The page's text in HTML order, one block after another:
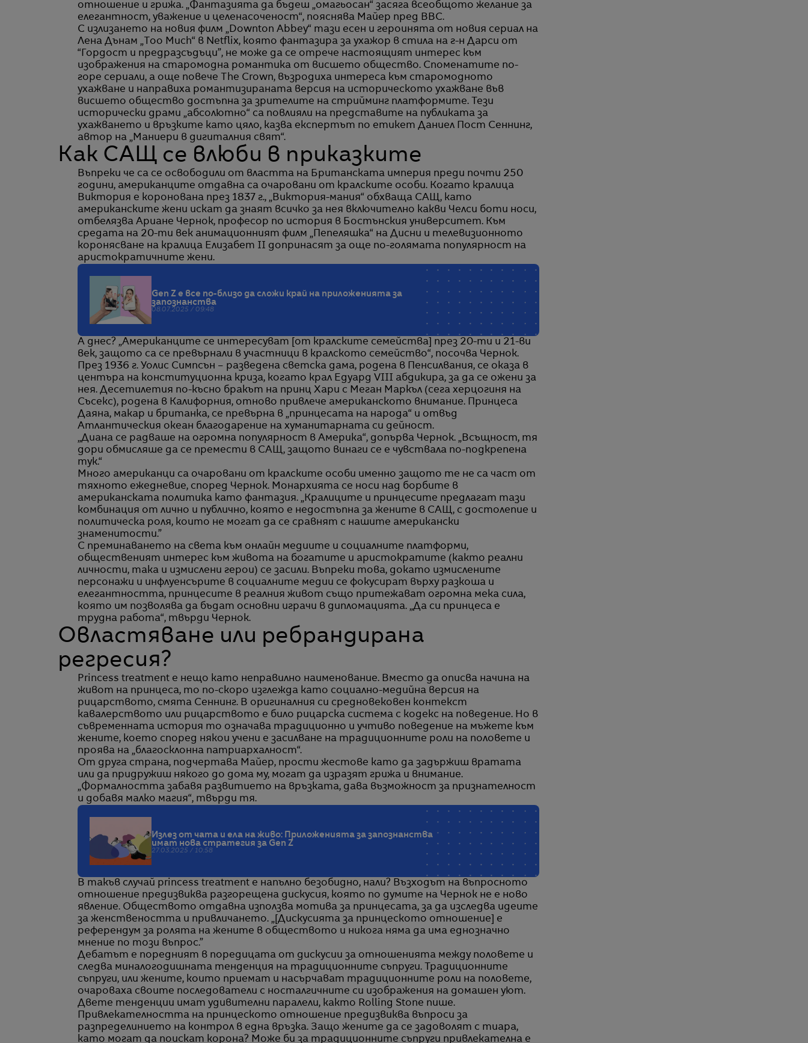
отношение и грижа. „Фантазията да бъдеш „омагьосан“ засяга всеобщото желание за
елегантност, уважение и целенасоченост“, пояснява Майер пред BBC.
С излизането на новия филм „Downton Abbey“ тази есен и героинята от новия сериал на
Лена Дънам „Too Much“ в Netflix, която фантазира за ухажор в стила на г-н Дарси от
“Гордост и предразсъдъци”, не може да се отрече настоящият интерес към
изображения на старомодна романтика от висшето общество. Споменатите по-
горе сериали, а още повече The Crown, възродиха интереса към старомодното
ухажване и направиха романтизираната версия на историческото ухажване във
висшето общество достъпна за зрителите на стрийминг платформите. Тези
исторически драми „абсолютно“ са повлияли на представите на публиката за
ухажването и връзките като цяло, казва експертът по етикет Даниел Пост Сеннинг,
автор на „Маниери в дигиталния свят“.
Как САЩ се влюби в приказките
Въпреки че са се освободили от властта на Британската империя преди почти 250
години, американците отдавна са очаровани от кралските особи. Когато кралица
Виктория е коронована през 1837 г., „Виктория-мания“ обхваща САЩ, като
американските жени искат да знаят всичко за нея включително какви Челси боти носи,
отбелязва Ариане Чернок, професор по история в Бостънския университет. Към
средата на 20-ти век анимационният филм „Пепеляшка“ на Дисни и телевизионното
коронясване на кралица Елизабет II допринасят за още по-голямата популярност на
аристократичните жени.
Gen Z е все по-близо да сложи край на приложенията за
запознанства
08.07.2025 / 09:48
А днес? „Американците се интересуват [от кралските семейства] през 20-ти и 21-ви
век, защото са се превърнали в участници в кралското семейство“, посочва Чернок.
През 1936 г. Уолис Симпсън – разведена светска дама, родена в Пенсилвания, се оказа в
центъра на конституционна криза, когато крал Едуард VIII абдикира, за да се ожени за
нея. Десетилетия по-късно бракът на принц Хари с Меган Маркъл (сега херцогиня на
Съсекс), родена в Калифорния, отново привлече американското внимание. Принцеса
Даяна, макар и британка, се превърна в „принцесата на народа“ и отвъд
Атлантическия океан благодарение на хуманитарната си дейност.
„Диана се радваше на огромна популярност в Америка“, допърва Чернок. „Всъщност, тя
дори обмисляше да се премести в САЩ, защото винаги се е чувствала по-подкрепена
тук.“
Много американци са очаровани от кралските особи именно защото те не са част от
тяхното ежедневие, според Чернок. Монархията се носи над борбите в
американската политика като фантазия. „Кралиците и принцесите предлагат тази
комбинация от лично и публично, която е недостъпна за жените в САЩ, с достолепие и
политическа роля, които не могат да се сравнят с нашите американски
знаменитости.”
С преминаването на света към онлайн медиите и социалните платформи,
общественият интерес към живота на богатите и аристократите (както реални
личности, така и измислени герои) се засили. Въпреки това, докато измислените
персонажи и инфлуенсърите в социалните медии се фокусират върху разкоша и
елегантността, принцесите в реалния живот също притежават огромна мека сила,
която им позволява да бъдат основни играчи в дипломацията. „Да си принцеса е
трудна работа“, твърди Чернок.
Овластяване или ребрандирана
регресия?
Princess treatment е нещо като неправилно наименование. Вместо да описва начина на
живот на принцеса, то по-скоро изглежда като социално-медийна версия на
рицарството, смята Сеннинг. В оригиналния си средновековен контекст
кавалерството или рицарството е било рицарска система с кодекс на поведение. Но в
съвременната история то означава традиционно и учтиво поведение на мъжете към
жените, което според някои учени е засилване на традиционните роли на половете и
проява на „благосклонна патриархалност“.
От друга страна, подчертава Майер, прости жестове като да задържиш вратата
или да придружиш някого до дома му, могат да изразят грижа и внимание.
„Формалността забавя развитието на връзката, дава възможност за признателност
и добавя малко магия“, твърди тя.
Излез от чата и ела на живо: Приложенията за запознанства
имат нова стратегия за Gen Z
27.03.2025 / 10:58
В такъв случай princess treatment е напълно безобидно, нали? Възходът на въпросното
отношение предизвиква разгорещена дискусия, която по думите на Чернок не е ново
явление. Обществото отдавна използва мотива за принцесата, за да изследва идеите
за женствеността и привличането. „[Дискусията за принцеското отношение] е
референдум за ролята на жените в обществото и никога няма да има еднозначно
мнение по този въпрос.”
Дебатът е поредният в поредицата от дискусии за отношенията между половете и
следва миналогодишната тенденция на традиционните съпруги. Традиционните
съпруги, или жените, които приемат и насърчават традиционните роли на половете,
очароваха своите последователи с носталгичните си изображения на домашен уют.
Двете тенденции имат удивителни паралели, както Rolling Stone пише.
Привлекателността на принцеското отношение предизвиква въпроси за
разпределинието на контрол в една връзка. Защо жените да се задоволят с тиара,
като могат да поискат корона? Може би за традиционните съпруги привлекателна е